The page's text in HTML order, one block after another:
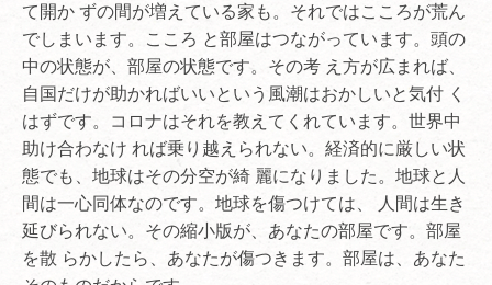
て開か ずの間が増えている家も。それではこころが荒ん
でしまいます。こころ と部屋はつながっています。頭の
中の状態が、部屋の状態です。その考 え方が広まれば、
自国だけが助かればいいという風潮はおかしいと気付 く
はずです。コロナはそれを教えてくれています。世界中
助け合わなけ れば乗り越えられない。経済的に厳しい状
態でも、地球はその分空が綺 麗になりました。地球と人
間は一心同体なのです。地球を傷つけては、 人間は生き
延びられない。その縮小版が、あなたの部屋です。部屋
を散 らかしたら、あなたが傷つきます。部屋は、あなた